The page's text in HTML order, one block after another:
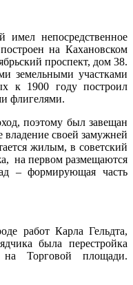
непосредственное
на Кахановском
проспект, дом 38.
земельными участками
к 1900 году построил
флигелями.
поэтому был завещан
своей замужней
жилым, в советский
на первом размещаются
– формирующая часть
работ Карла Гельдта,
была перестройка
Торговой площади.